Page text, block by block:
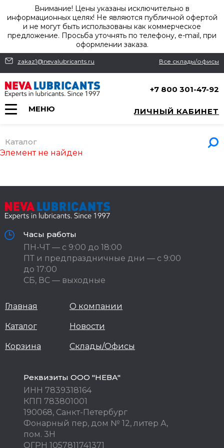
Внимание! Цены указаны исключительно в
информационных целях! Не являются публичной офертой
и не могут быть использованы как коммерческое
предложение. Просьба уточнять по телефону, e-mail, при
оформлении заказа.
zakaz1@nevalubricants.ru Все склады/офисы
+7 800 301-47-92
МЕНЮ ЛИЧНЫЙ КАБИНЕТ
Каталог
Элемент не найден
Часы работы
ПН-ЧТ — с 9:00 до 18:00
ПТ и предпраздничные дни — с 9:00
до 17:00
СБ, ВС — выходные
Главная
Каталог
Корзина
О компании
Новости
Склады/Офисы
Реквизиты ООО "НЕВА"
ИНН 7839318164
КПП 783801001
190068, Санкт-Петербург
Фонарный пер, дом № 12, литер А,
пом. 3Н
ОГРН 1057811741371